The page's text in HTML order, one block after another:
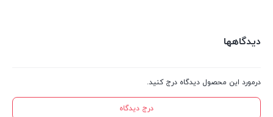
دیدگاهها
درمورد این محصول دیدگاه درج کنید.
درج دیدگاه